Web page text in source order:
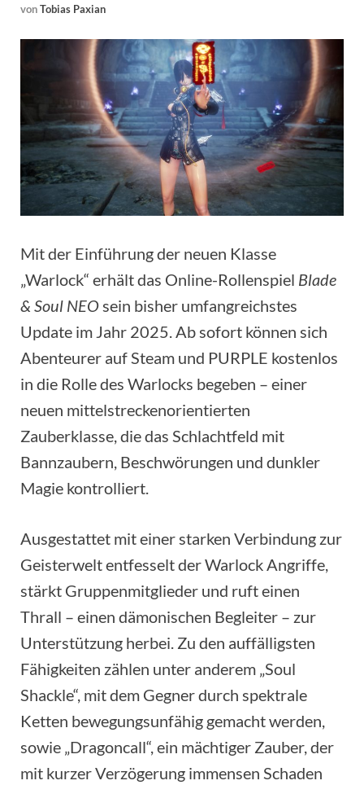
vonTobias Paxian
Mit der Einführung der neuen Klasse
„Warlock“ erhält das Online-Rollenspiel Blade
& Soul NEOsein bisher umfangreichstes
Update im Jahr 2025. Ab sofort können sich
Abenteurer auf Steam und PURPLE kostenlos
in die Rolle des Warlocks begeben – einer
neuen mittelstreckenorientierten
Zauberklasse, die das Schlachtfeld mit
Bannzaubern, Beschwörungen und dunkler
Magie kontrolliert.
Ausgestattet mit einer starken Verbindung zur
Geisterwelt entfesselt der Warlock Angriffe,
stärkt Gruppenmitglieder und ruft einen
Thrall – einen dämonischen Begleiter – zur
Unterstützung herbei. Zu den auffälligsten
Fähigkeiten zählen unter anderem „Soul
Shackle“, mit dem Gegner durch spektrale
Ketten bewegungsunfähig gemacht werden,
sowie „Dragoncall“, ein mächtiger Zauber, der
mit kurzer Verzögerung immensen Schaden